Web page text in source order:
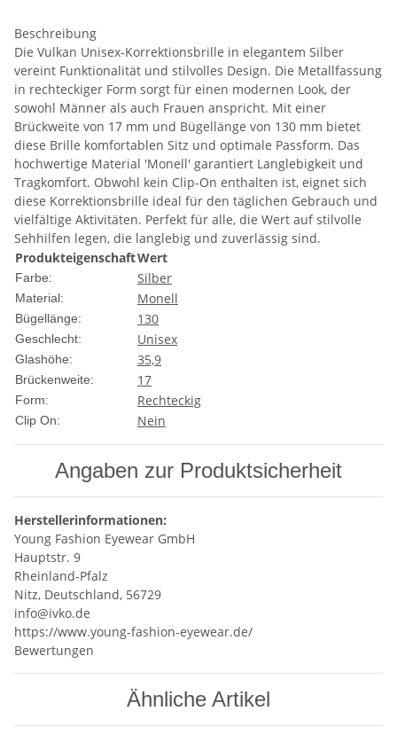
Beschreibung
Die Vulkan Unisex-Korrektionsbrille in elegantem Silber
vereint Funktionalität und stilvolles Design. Die Metallfassung
in rechteckiger Form sorgt für einen modernen Look, der
sowohl Männer als auch Frauen anspricht. Mit einer
Brückweite von 17 mm und Bügellänge von 130 mm bietet
diese Brille komfortablen Sitz und optimale Passform. Das
hochwertige Material 'Monell' garantiert Langlebigkeit und
Tragkomfort. Obwohl kein Clip-On enthalten ist, eignet sich
diese Korrektionsbrille ideal für den täglichen Gebrauch und
vielfältige Aktivitäten. Perfekt für alle, die Wert auf stilvolle
Sehhilfen legen, die langlebig und zuverlässig sind.
ProdukteigenschaftWert
Farbe: Silber
Material: Monell
Bügellänge: 130
Geschlecht: Unisex
Glashöhe: 35,9
Brückenweite: 17
Form: Rechteckig
Clip On: Nein
Angaben zur Produktsicherheit
Herstellerinformationen:
Young Fashion Eyewear GmbH
Hauptstr. 9
Rheinland-Pfalz
Nitz, Deutschland, 56729
info@ivko.de
https://www.young-fashion-eyewear.de/
Bewertungen
Ähnliche Artikel